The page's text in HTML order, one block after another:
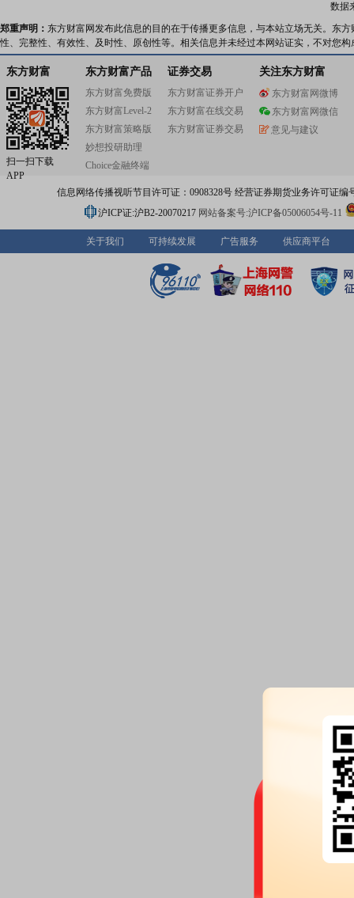
数据
郑重声明： 东方财富网发布此信息的目的在于传播更多信息，与本站立场无关。东
性、完整性、有效性、及时性、原创性等。相关信息并未经过本网站证实，不对您
东方财富
扫一扫下载
APP
东方财富产品
东方财富免费版
东方财富Level-2
东方财富策略版
妙想投研助理
Choice金融终端
证券交易
东方财富证券开户
东方财富在线交易
东方财富证券交易
关注东方财富
东方财富网微博
东方财富网微信
意见与建议
信息网络传播视听节目许可证：0908328号 经营证券期货业务许可证编
沪ICP证:沪B2-20070217 网站备案号:沪ICP备05006054号-11
关于我们 可持续发展 广告服务 供应商平台